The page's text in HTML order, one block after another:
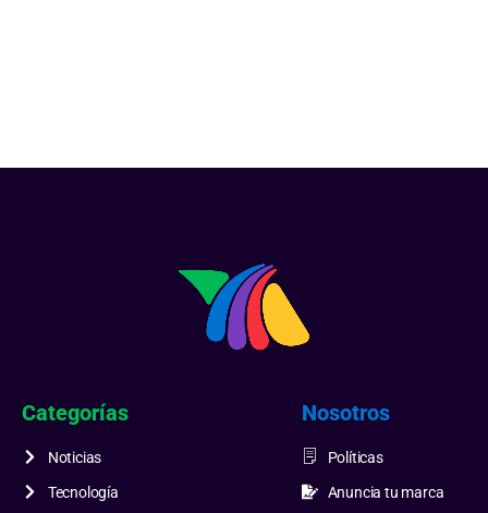
Categorías
Noticias
Tecnología
Nosotros
Políticas
Anuncia tu marca